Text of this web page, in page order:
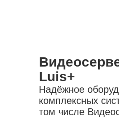
Luis+
Надёжное
комплексных
том числе